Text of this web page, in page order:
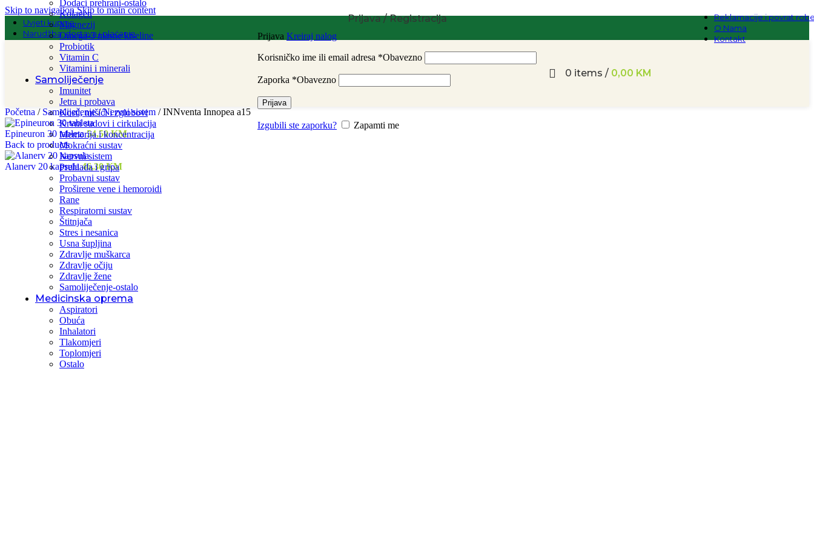
Skip to navigationSkip to main content
Uvjeti kupnje
Narudžba, dostava i plaćanje
Reklamacije i povrat
O Nama
Kontakt
Dodaci prehrani-ostalo
Kolagen
Magnezij
Omega-3 masne kiseline
Probiotik
Vitamin C
Vitamini i minerali
Samoliječenje
Imunitet
Jetra i probava
Kosti, mišići i zglobovi
Krvni sudovi i cirkulacija
Memorija i koncentracija
Mokraćni sustav
Nervni sistem
Prehlada i gripa
Probavni sustav
Proširene vene i hemoroidi
Rane
Respiratorni sustav
Štitnjača
Stres i nesanica
Usna šupljina
Zdravlje muškarca
Zdravlje očiju
Zdravlje žene
Samoliječenje-ostalo
Medicinska oprema
Aspiratori
Obuća
Inhalatori
Tlakomjeri
Toplomjeri
Ostalo
Prijava / Registracija
Prijava Kreiraj nalog
Korisničko ime ili email adresa *Obavezno
Zaporka *Obavezno
Prijava
Izgubili ste zaporku? Zapamti me
0 items / 0,00 KM
Početna / Samoliječenje/ Nervni sistem / INNventa Innopea a15
Epineuron 30 tableta54,50KM
Back to products
Alanerv 20 kapsula46,30KM